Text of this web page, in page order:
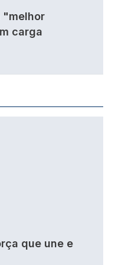
"melhor
carga
que une e